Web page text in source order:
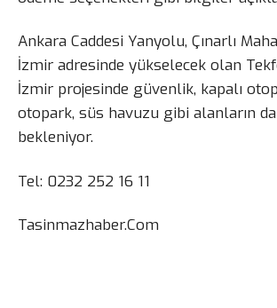
Ankara Caddesi Yanyolu, Çınarlı
İzmir adresinde yükselecek olan
İzmir projesinde güvenlik, kapalı
otopark, süs havuzu gibi alanların
bekleniyor.
Tel: 0232 252 16 11
Tasinmazhaber.Com